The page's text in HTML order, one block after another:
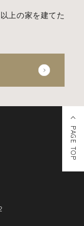
上の家を建てた
PAGE TOP